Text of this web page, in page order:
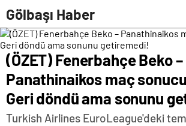
Gölbaşı Haber
(ÖZET) Fenerbahçe Beko –
Panathinaikos maç
Geri döndü ama sonunu
Turkish Airlines EuroLeague'deki